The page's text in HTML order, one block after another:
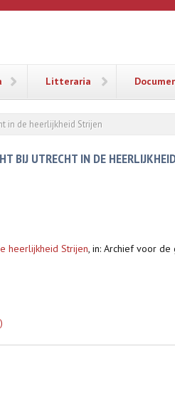
Litteraria
in de heerlijkheid Strijen
BIJ UTRECHT IN DE
heerlijkheid Strijen, in: Archief voor de